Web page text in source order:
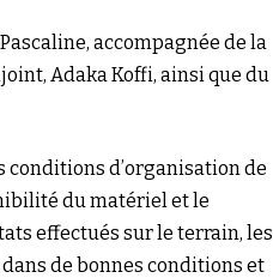
accompagnée de la
Adaka Koffi, ainsi que du
d’organisation de
du matériel et le
effectués sur le terrain, les
de bonnes conditions et